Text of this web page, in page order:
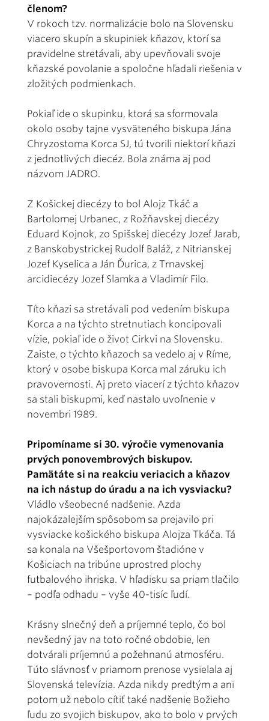
členom?
V rokoch tzv. normalizácie bolo na Slovensku
viacero skupín a skupiniek kňazov, ktorí sa
pravidelne stretávali, aby upevňovali svoje
kňazské povolanie a spoločne hľadali riešenia v
zložitých podmienkach.
Pokiaľ ide o skupinku, ktorá sa sformovala
okolo osoby tajne vysväteného biskupa Jána
Chryzostoma Korca SJ, tú tvorili niektorí kňazi
z jednotlivých diecéz. Bola známa aj pod
názvom JADRO.
Z Košickej diecézy to bol Alojz Tkáč a
Bartolomej Urbanec, z Rožňavskej diecézy
Eduard Kojnok, zo Spišskej diecézy Jozef Jarab,
z Banskobystrickej Rudolf Baláž, z Nitrianskej
Jozef Kyselica a Ján Ďurica, z Trnavskej
arcidiecézy Jozef Slamka a Vladimír Filo.
Títo kňazi sa stretávali pod vedením biskupa
Korca a na týchto stretnutiach koncipovali
vízie, pokiaľ ide o život Cirkvi na Slovensku.
Zaiste, o týchto kňazoch sa vedelo aj v Ríme,
ktorý v osobe biskupa Korca mal záruku ich
pravovernosti. Aj preto viacerí z týchto kňazov
sa stali biskupmi, keď nastalo uvoľnenie v
novembri 1989.
Pripomíname si 30. výročie vymenovania
prvých ponovembrových biskupov.
Pamätáte si na reakciu veriacich a kňazov
na ich nástup do úradu a na ich vysviacku?
Vládlo všeobecné nadšenie. Azda
najokázalejším spôsobom sa prejavilo pri
vysviacke košického biskupa Alojza Tkáča. Tá
sa konala na Všešportovom štadióne v
Košiciach na tribúne uprostred plochy
futbalového ihriska. V hľadisku sa priam tlačilo
– podľa odhadu – vyše 40-tisíc ľudí.
Krásny slnečný deň a príjemné teplo, čo bol
nevšedný jav na toto ročné obdobie, len
dotvárali príjemnú a požehnanú atmosféru.
Túto slávnosť v priamom prenose vysielala aj
Slovenská televízia. Azda nikdy predtým a ani
potom už nebolo cítiť také nadšenie Božieho
ľudu zo svojich biskupov, ako to bolo v prvých